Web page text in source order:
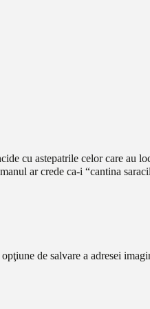
cu astepatrile celor care au
ar crede ca-i “cantina
de salvare a adresei